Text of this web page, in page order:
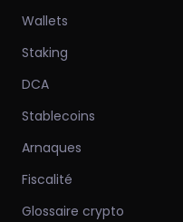
Wallets
Staking
DCA
Stablecoins
Arnaques
Fiscalité
Glossaire crypto